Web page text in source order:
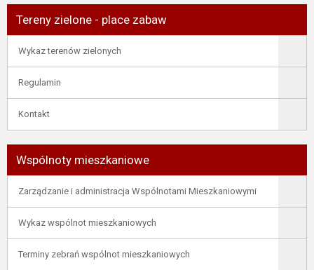
Tereny zielone - place zabaw
Wykaz terenów zielonych
Regulamin
Kontakt
Wspólnoty mieszkaniowe
Zarządzanie i administracja Wspólnotami Mieszkaniowymi
Wykaz wspólnot mieszkaniowych
Terminy zebrań wspólnot mieszkaniowych